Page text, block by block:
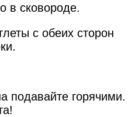
в сковороде.
с обеих сторон
подавайте горячими.